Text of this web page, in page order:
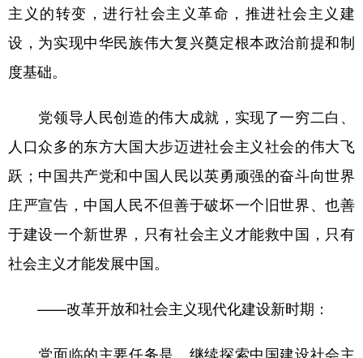
主义的转变，进行社会主义革命，推进社会主义建
设，为实现中华民族伟大复兴奠定根本政治前提和制
度基础。
党领导人民创造的伟大成就，实现了一穷二白、
人口众多的东方大国大步迈进社会主义社会的伟大飞
跃；中国共产党和中国人民以英勇顽强的奋斗向世界
庄严宣告，中国人民不但善于破坏一个旧世界、也善
于建设一个新世界，只有社会主义才能救中国，只有
社会主义才能发展中国。
——改革开放和社会主义现代化建设新时期：
党面临的主要任务是，继续探索中国建设社会主